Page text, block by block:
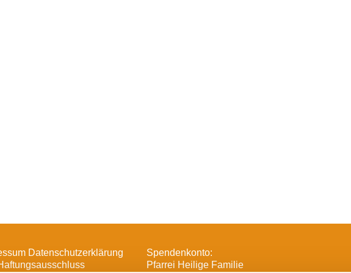
Datenschutzerklärung
Spendenkonto:
Pfarrei Heilige Familie